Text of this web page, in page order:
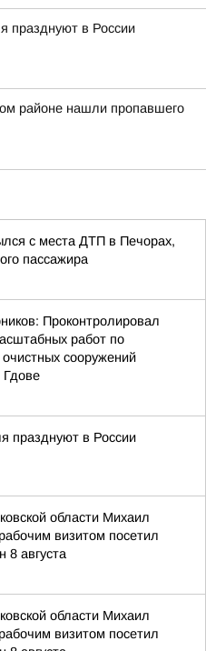
празднуют в России
районе нашли пропавшего
с места ДТП в Печорах,
пассажира
Проконтролировал
работ по
очистных сооружений
Гдове
празднуют в России
области Михаил
визитом посетил
8 августа
области Михаил
визитом посетил